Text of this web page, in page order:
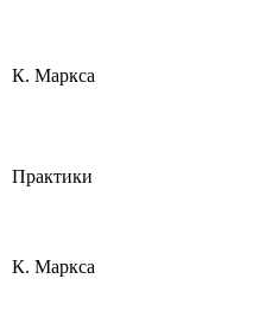
К. Маркса
Практики
К. Маркса